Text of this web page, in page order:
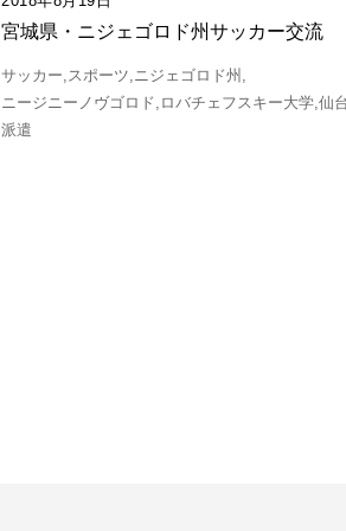
宮城県・ニジェゴロド州サッカー交流
サッカー スポーツ ニジェゴロド州
ニージニーノヴゴロド ロバチェフスキー大学 仙
派遣